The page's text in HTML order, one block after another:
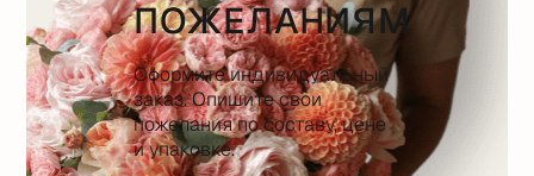
ПОЖЕЛАНИЯМ
Оформите индивидуальный
заказ. Опишите свои
пожелания по составу, цене
и упаковке.